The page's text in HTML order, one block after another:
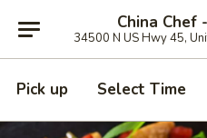
China Chef
34500 N US Hwy 45,
Pick up Select Time